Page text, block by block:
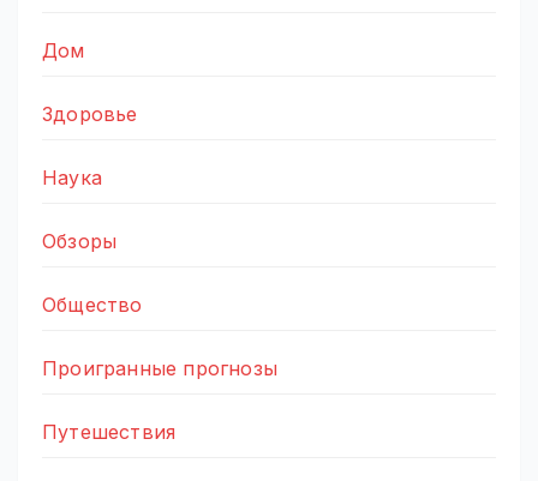
Дом
Здоровье
Наука
Обзоры
Общество
Проигранные прогнозы
Путешествия